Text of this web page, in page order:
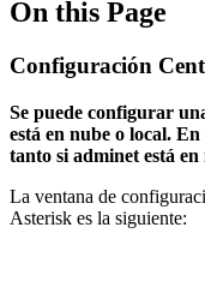
On this Page
Configuración
Se puede configurar
está en nube o local.
tanto si adminet está en
La ventana de
Asterisk es la siguiente: